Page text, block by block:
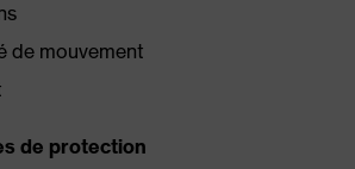
de mouvement
de protection